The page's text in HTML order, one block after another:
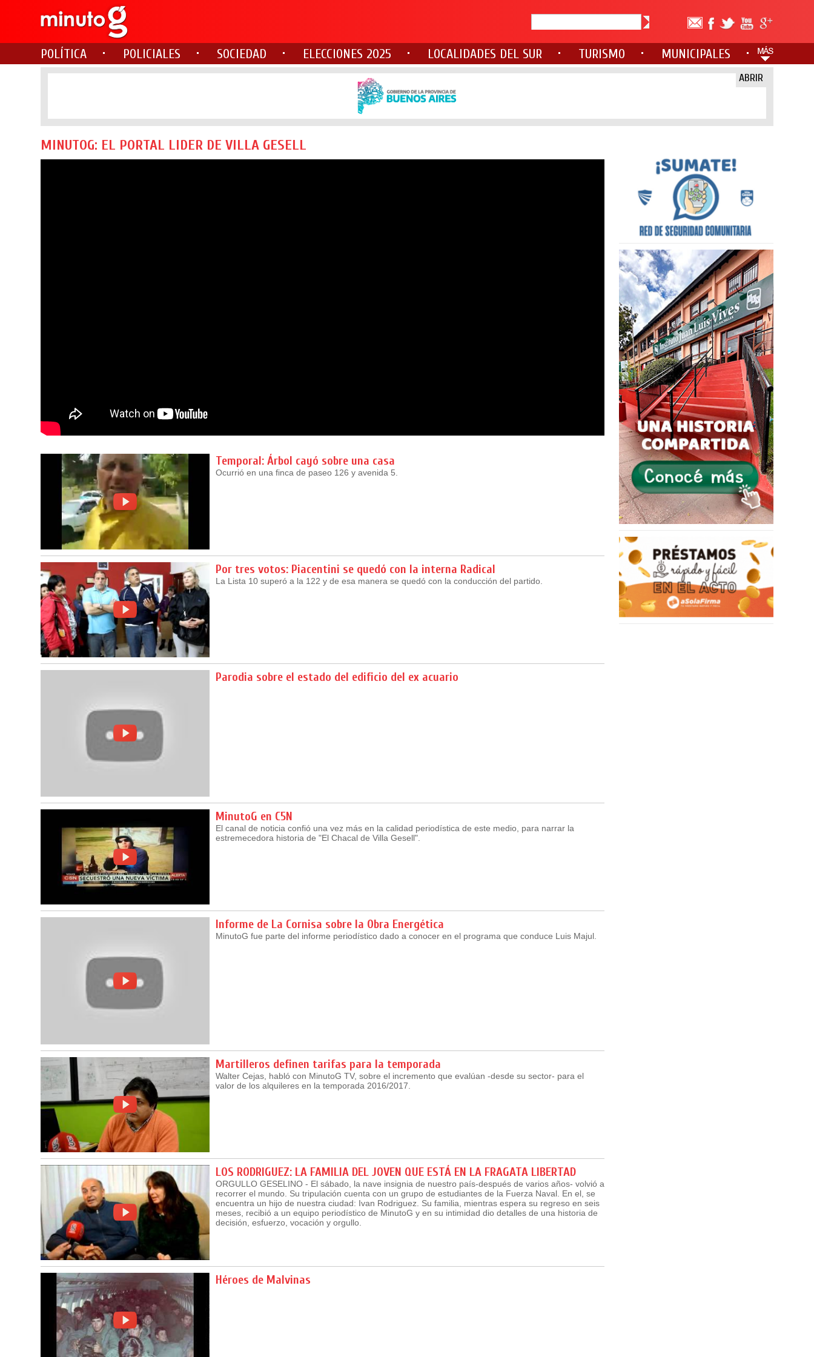
POLÍTICA POLICIALES SOCIEDAD ELECCIONES 2025 LOCALIDADES DEL SUR TURISMO MUNICIPALES
ABRIR
MINUTOG: EL PORTAL LIDER DE VILLA GESELL
Temporal: Árbol cayó sobre una casa
Ocurrió en una finca de paseo 126 y avenida 5.
Por tres votos: Piacentini se quedó con la interna Radical
La Lista 10 superó a la 122 y de esa manera se quedó con la conducción del partido.
Parodia sobre el estado del edificio del ex acuario
MinutoG en C5N
El canal de noticia confió una vez más en la calidad periodística de este medio, para narrar la
estremecedora historia de "El Chacal de Villa Gesell".
Informe de La Cornisa sobre la Obra Energética
MinutoG fue parte del informe periodístico dado a conocer en el programa que conduce Luis Majul.
Martilleros definen tarifas para la temporada
Walter Cejas, habló con MinutoG TV, sobre el incremento que evalúan -desde su sector- para el
valor de los alquileres en la temporada 2016/2017.
LOS RODRIGUEZ: LA FAMILIA DEL JOVEN QUE ESTÁ EN LA FRAGATA LIBERTAD
ORGULLO GESELINO - El sábado, la nave insignia de nuestro país-después de varios años- volvió a
recorrer el mundo. Su tripulación cuenta con un grupo de estudiantes de la Fuerza Naval. En el, se
encuentra un hijo de nuestra ciudad: Ivan Rodriguez. Su familia, mientras espera su regreso en seis
meses, recibió a un equipo periodístico de MinutoG y en su intimidad dio detalles de una historia de
decisión, esfuerzo, vocación y orgullo.
Héroes de Malvinas